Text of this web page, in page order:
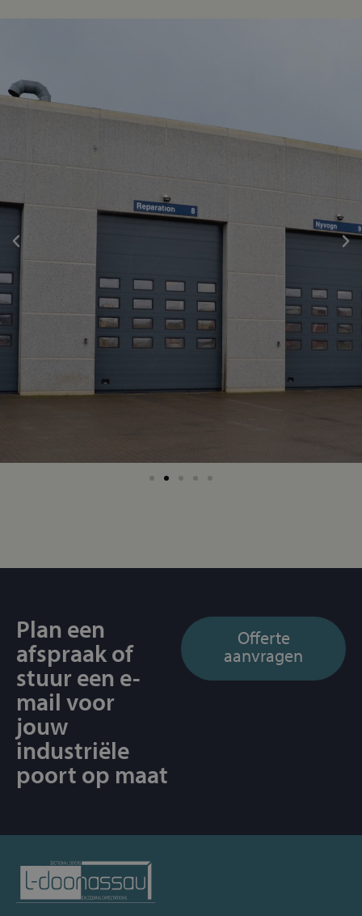
Plan een
afspraak of
stuur een e-
mail voor
jouw
industriële
poort op maat
Offerte
aanvragen